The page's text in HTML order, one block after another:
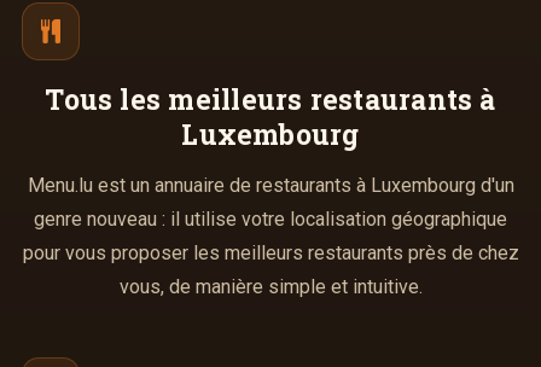
Tous les meilleurs restaurants à
Luxembourg
Menu.lu est un annuaire de restaurants à Luxembourg d'un
genre nouveau : il utilise votre localisation géographique
pour vous proposer les meilleurs restaurants près de chez
vous, de manière simple et intuitive.